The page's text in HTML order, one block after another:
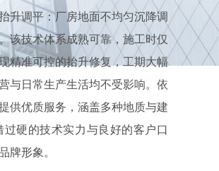
升调平：厂房地面不均匀沉降调
该技术体系成熟可靠，施工时仅
精准可控的抬升修复，工期大幅
与日常生产生活均不受影响。 依
供优质服务，涵盖多种地质与建
硬的技术实力与良好的客户口
牌形象。